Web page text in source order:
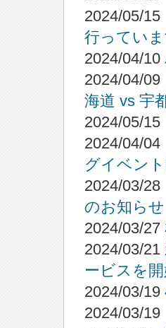
2024/05/15
行ってい
2024/04/10
2024/04/09
海道 vs 宇
2024/05/15
2024/04/04
グイベント
2024/03/28
のお知らせ
2024/03/27
2024/03/21
ービスを
2024/03/19
2024/03/19